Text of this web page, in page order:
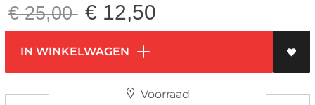
€25,00 € 12,50
IN WINKELWAGEN
Voorraad